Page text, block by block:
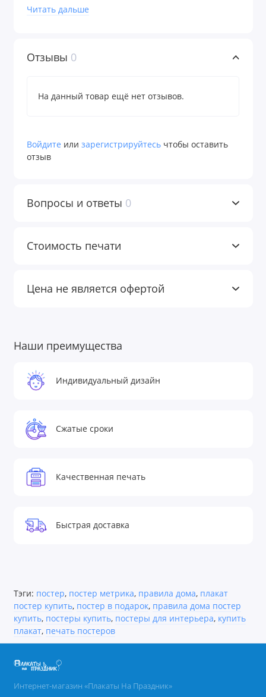
персонализированной информации
Читать дальше
Отзывы 0
На данный товар ещё нет отзывов.
Войдите или зарегистрируйтесь чтобы оставить
отзыв
Вопросы и ответы 0
Стоимость печати
Цена не является офертой
Наши преимущества
Индивидуальный дизайн
Сжатые сроки
Качественная печать
Быстрая доставка
Тэги: постер, постер метрика, правила дома, плакат
постер купить, постер в подарок, правила дома постер
купить, постеры купить, постеры для интерьера, купить
плакат, печать постеров
Интернет-магазин «Плакаты На Праздник»